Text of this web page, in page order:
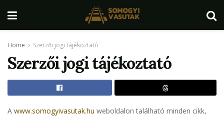
Home Szerzői jogi tájékoztató
Szerzői jogi tájékoztató
A www.somogyivasutak.hu weboldalon található minden cikk,